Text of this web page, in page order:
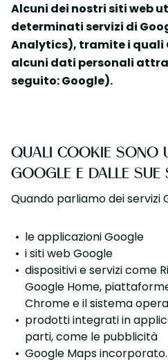
Alcuni dei nostri siti web
determinati servizi di
Analytics), tramite i quali
alcuni dati personali
seguito: Google).
QUALI COOKIE SONO
GOOGLE E DALLE SUE
Quando parliamo dei servizi
le applicazioni Google
i siti web Google
dispositivi e servizi come
Google Home,
Chrome e il sistema
prodotti integrati in
parti, come le pubblicità
Google Maps incorporato.